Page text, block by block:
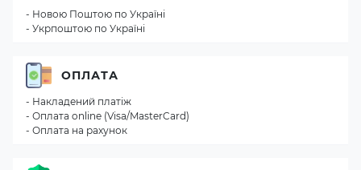
- Новою Поштою по Україні
- Укрпоштою по Україні
ОПЛАТА
- Накладений платіж
- Оплата online (Visa/MasterCard)
- Оплата на рахунок